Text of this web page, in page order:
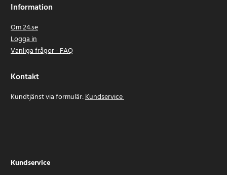
Information
Om 24.se
Logga in
Vanliga frågor - FAQ
Kontakt
Kundtjänst via formulär:Kundservice
Kundservice